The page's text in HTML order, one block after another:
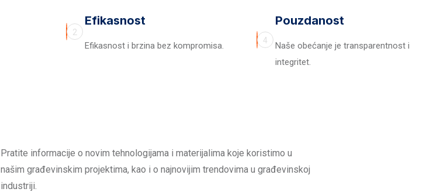
2
Efikasnost
Efikasnost i brzina bez kompromisa. 4
Pouzdanost
Naše obećanje je transparentnost i
integritet.
Pratite informacije o novim tehnologijama i materijalima koje koristimo u
našim građevinskim projektima, kao i o najnovijim trendovima u građevinskoj
industriji.